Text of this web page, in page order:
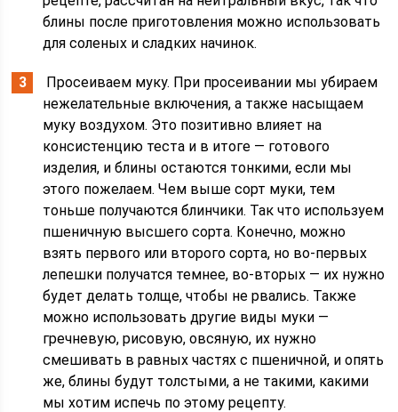
блины после приготовления можно использовать
для соленых и сладких начинок.
Просеиваем муку. При просеивании мы убираем
нежелательные включения, а также насыщаем
муку воздухом. Это позитивно влияет на
консистенцию теста и в итоге — готового
изделия, и блины остаются тонкими, если мы
этого пожелаем. Чем выше сорт муки, тем
тоньше получаются блинчики. Так что используем
пшеничную высшего сорта. Конечно, можно
взять первого или второго сорта, но во-первых
лепешки получатся темнее, во-вторых — их нужно
будет делать толще, чтобы не рвались. Также
можно использовать другие виды муки —
гречневую, рисовую, овсяную, их нужно
смешивать в равных частях с пшеничной, и опять
же, блины будут толстыми, а не такими, какими
мы хотим испечь по этому рецепту.